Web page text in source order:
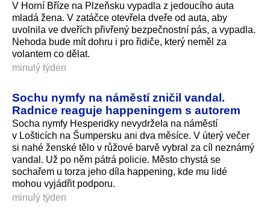
V Horní Bříze na Plzeňsku vypadla z jedoucího auta
mladá žena. V zatáčce otevřela dveře od auta, aby
uvolnila ve dveřích přivřený bezpečnostní pás, a vypadla.
Nehoda bude mít dohru i pro řidiče, který neměl za
volantem co dělat.
minulý týden
Sochu nymfy na náměstí zničil vandal.
Radnice reaguje happeningem s autorem
Socha nymfy Hesperidky nevydržela na náměstí
v Lošticích na Šumpersku ani dva měsíce. V úterý večer
si nahé ženské tělo v růžové barvě vybral za cíl neznámý
vandal. Už po něm pátrá policie. Město chystá se
sochařem u torza jeho díla happening, kde mu lidé
mohou vyjádřit podporu.
minulý týden